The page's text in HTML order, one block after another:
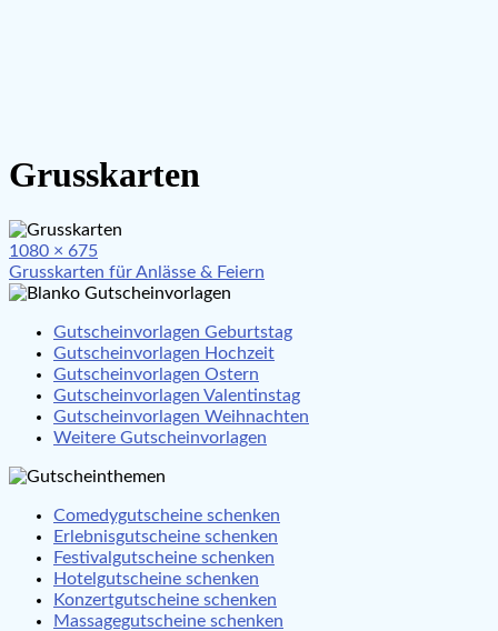
Grusskarten
Full
size
1080 × 675
Beitragsnavigation
Grusskarten für Anlässe & Feiern
Gutscheinvorlagen Geburtstag
Gutscheinvorlagen Hochzeit
Gutscheinvorlagen Ostern
Gutscheinvorlagen Valentinstag
Gutscheinvorlagen Weihnachten
Weitere Gutscheinvorlagen
Comedygutscheine schenken
Erlebnisgutscheine schenken
Festivalgutscheine schenken
Hotelgutscheine schenken
Konzertgutscheine schenken
Massagegutscheine schenken